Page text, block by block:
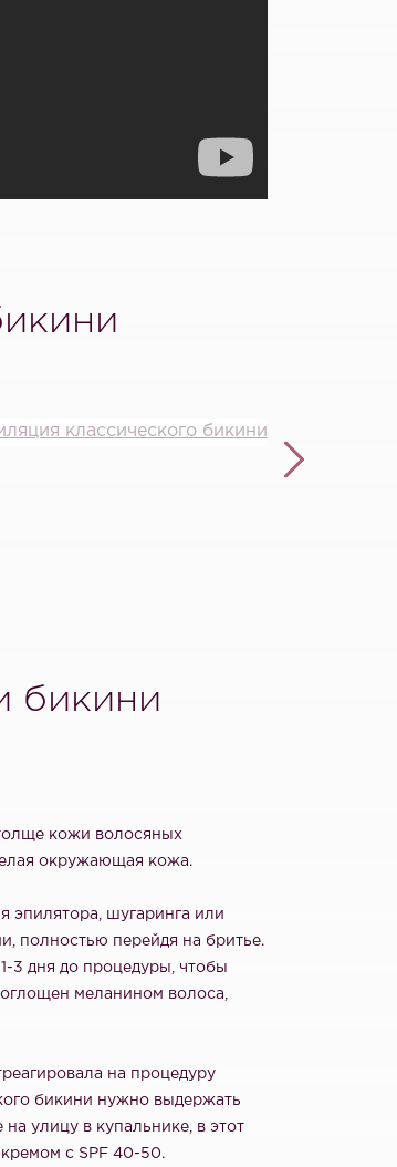
бикини
кожи волосяных
окружающая кожа.
эпилятора, шугаринга или
полностью перейдя на бритье.
3 дня до процедуры, чтобы
меланином волоса,
на процедуру
бикини нужно выдержать
улицу в купальнике, в этот
с SPF 40-50.